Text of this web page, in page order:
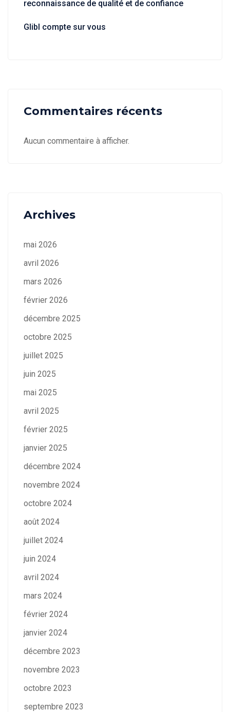
reconnaissance de qualité et de confiance
Glibl compte sur vous
Commentaires récents
Aucun commentaire à afficher.
Archives
mai 2026
avril 2026
mars 2026
février 2026
décembre 2025
octobre 2025
juillet 2025
juin 2025
mai 2025
avril 2025
février 2025
janvier 2025
décembre 2024
novembre 2024
octobre 2024
août 2024
juillet 2024
juin 2024
avril 2024
mars 2024
février 2024
janvier 2024
décembre 2023
novembre 2023
octobre 2023
septembre 2023